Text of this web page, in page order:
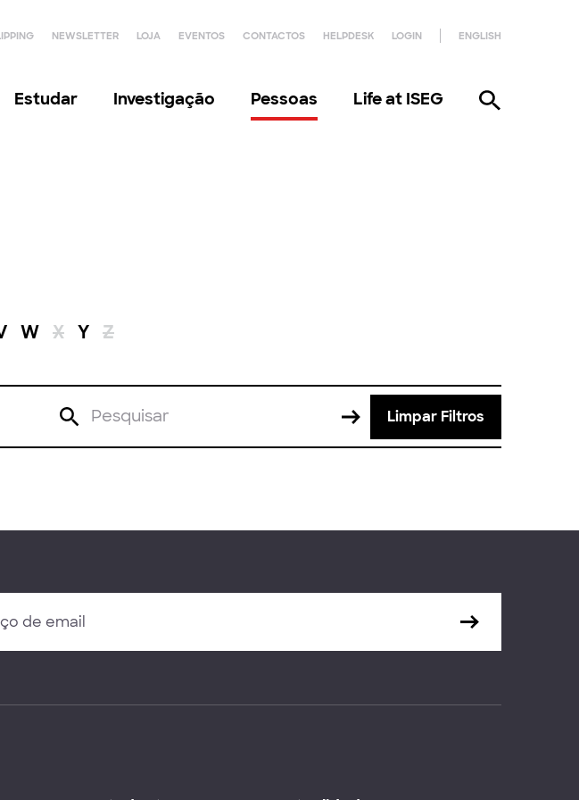
NEWSLETTER LOJA EVENTOS CONTACTOS HELPDESK LOGIN ENGLISH
Estudar Investigação Pessoas Life at ISEG
W X Y Z
Limpar Filtros